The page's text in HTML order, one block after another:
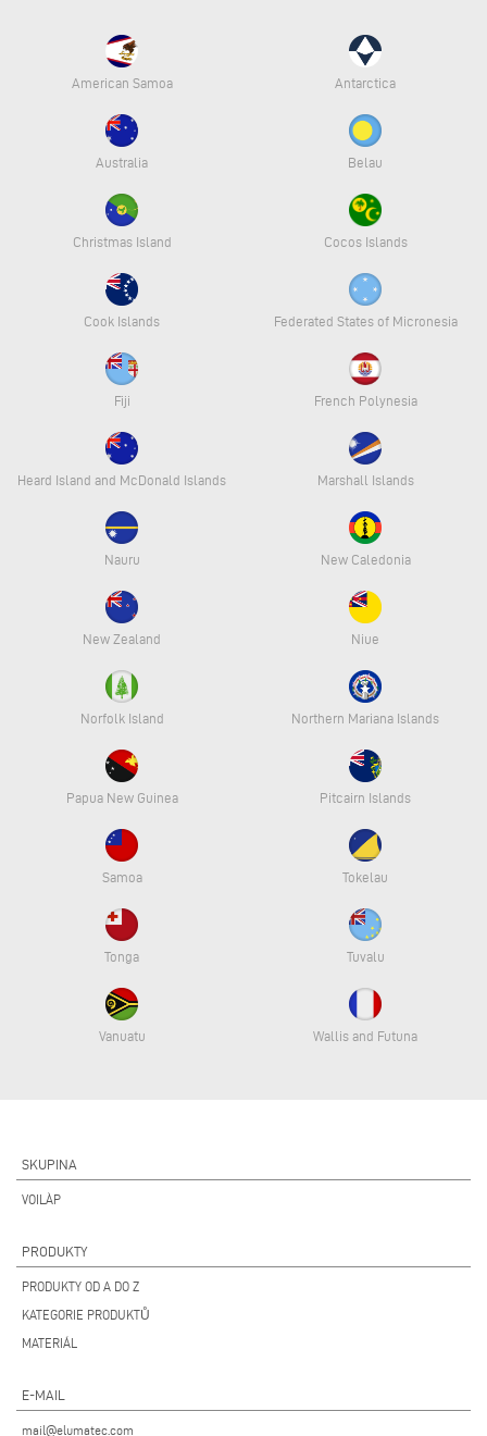
American Samoa Antarctica
Australia Belau
Christmas Island Cocos Islands
Cook Islands Federated States of Micronesia
Fiji French Polynesia
Heard Island and McDonald Islands Marshall Islands
Nauru New Caledonia
New Zealand Niue
Norfolk Island Northern Mariana Islands
Papua New Guinea Pitcairn Islands
Samoa Tokelau
Tonga Tuvalu
Vanuatu Wallis and Futuna
SKUPINA
VOILÀP
PRODUKTY
PRODUKTY OD A DO Z
KATEGORIE PRODUKTŮ
MATERIÁL
E-MAIL
mail@elumatec.com